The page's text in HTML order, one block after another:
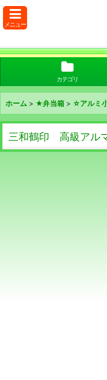
メニュー
カテゴリ
ホーム > ★弁当箱 > ☆アルミ
三和鶴印 高級ア